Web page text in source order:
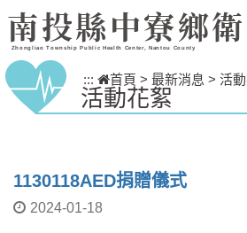
跳到主要內容區塊
南投縣中寮鄉
Zhongliao Township Public Health Center, Nantou County
::: 首頁 > 最新消息 > 活
活動花絮
1130118AED捐贈儀式
2024-01-18